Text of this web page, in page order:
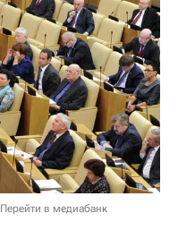
Перейти в медиабанк